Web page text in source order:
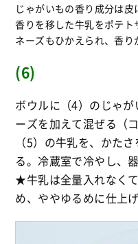
じゃがいもの香り成分は皮
香りを移した牛乳をポテ
ネーズもひかえられ、香り
(6)
ボウルに（4）のじゃ
ーズを加えて混ぜる（
（5）の牛乳を、かた
る。冷蔵室で冷やし、器
★牛乳は全量入れなく
め、ややゆるめに仕上